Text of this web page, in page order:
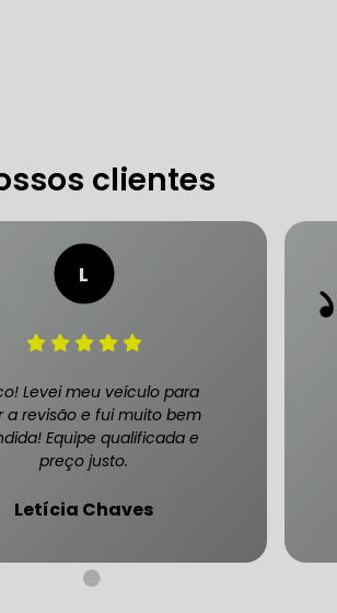
FREIO DO CARRO ZONA SUL
MANUTENÇÃO DE BLINDADOS
PARA BLINDADOS
DE CARRO BLINDADO
DE LUXO
OFICINA QUE
BLINDADOS
DE BLINDADOS
clientes
Levei meu veículo para
a revisão e fui muito bem
Equipe qualificada e
preço justo.
Letícia Chaves